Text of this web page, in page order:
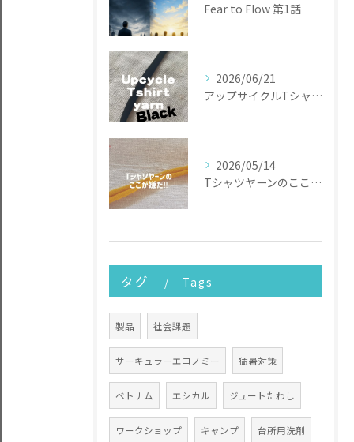
Fear to Flow 第1話
2026/06/21
アップサイクルTシャツヤーン
2026/05/14
Tシャツヤーンのここが嫌だ
タグ Tags
製品 社会課題
サーキュラーエコノミー 猛暑対策
ベトナム エシカル ジュートたわし
ワークショップ キャンプ 台所用洗剤